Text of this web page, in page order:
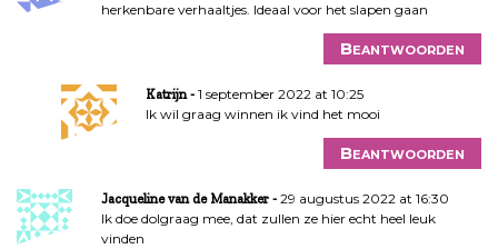
herkenbare verhaaltjes. Ideaal voor het slapen gaan
Beantwoorden
Katrijn
1 september 2022 at 10:25
Ik wil graag winnen ik vind het mooi
Beantwoorden
Jacqueline van de Manakker
29 augustus 2022 at 16:30
Ik doe dolgraag mee, dat zullen ze hier echt heel leuk
vinden